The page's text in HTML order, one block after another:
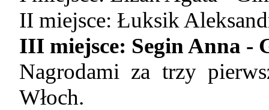
II miejsce: Łuksik
III miejsce: Segin Anna -
Nagrodami za trzy
Włoch.